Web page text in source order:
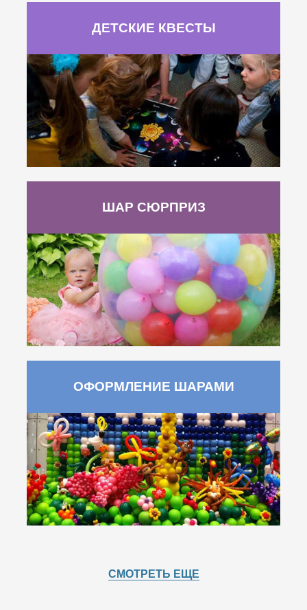
ДЕТСКИЕ КВЕСТЫ
ШАР СЮРПРИЗ
ОФОРМЛЕНИЕ ШАРАМИ
СМОТРЕТЬ ЕЩЕ